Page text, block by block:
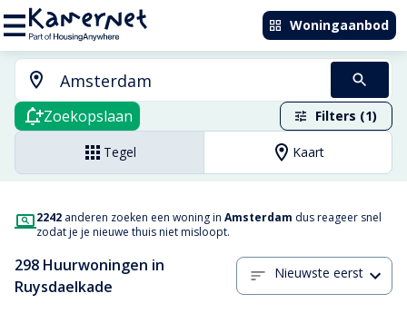
Woningaanbod
Zoekopslaan Filters (1)
Tegel Kaart
2242 anderen zoeken een woning in Amsterdam dus reageer snel
zodat je je nieuwe thuis niet misloopt.
298 Huurwoningen in
Ruysdaelkade
Nieuwste eerst